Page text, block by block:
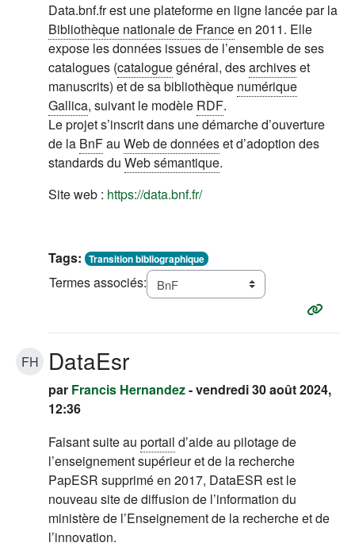
Data.bnf.fr est une plateforme en ligne lancée par la
Bibliothèque nationale de Franceen 2011. Elle
expose les données issues de l’ensemble de ses
catalogues (cataloguegénéral, desarchiveset
manuscrits) et de sa bibliothèque numérique
Gallica, suivant le modèle RDF.
Le projet s’inscrit dans une démarche d’ouverture
de la BnFau Web de donnéeset d’adoption des
standards du Web sémantique.
Site web : https://data.bnf.fr/(s'ouvre dans un nouvel
Tags: Transition bibliographique
Termes associés:
FH DataEsr
par Francis Hernandez- vendredi 30 août 2024,
12:36
Faisant suite au portail d’aide au pilotage de
l’enseignement supérieur et de la recherche
PapESR supprimé en 2017, DataESR est le
nouveau site de diffusion de l’information du
ministère de l’Enseignement de la recherche et de
l’innovation.